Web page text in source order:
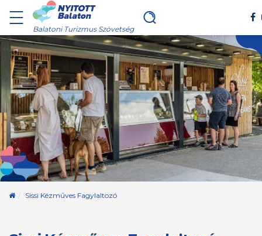
Balatoni Turizmus Szövetség
Kezdőoldal
Sissi Kézműves Fagylaltozó